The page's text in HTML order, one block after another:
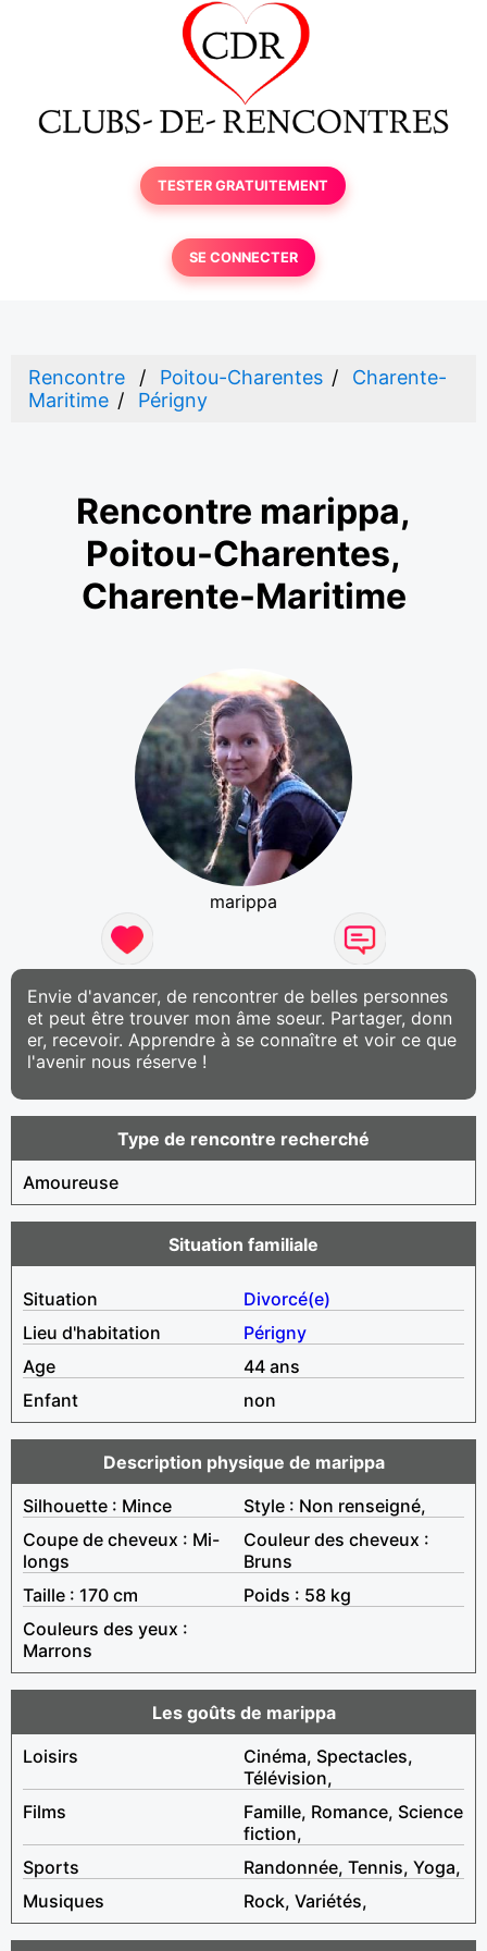
TESTER GRATUITEMENT
SE CONNECTER
Rencontre Poitou-Charentes
Charente-
Maritime
Périgny
Rencontre marippa,
Poitou-Charentes,
Charente-Maritime
marippa
Envie d'avancer, de rencontrer de belles personnes
et peut être trouver mon âme soeur. Partager, donn
er, recevoir. Apprendre à se connaître et voir ce que
l'avenir nous réserve !
Type de rencontre recherché
Amoureuse
Situation familiale
Situation
Divorcé(e)
Lieu d'habitation
Périgny
Age
44 ans
Enfant
non
Description physique de marippa
Silhouette : Mince
Style : Non renseigné,
Coupe de cheveux : Mi-
longs
Couleur des cheveux :
Bruns
Taille : 170 cm
Poids : 58 kg
Couleurs des yeux :
Marrons
Les goûts de marippa
Loisirs
Cinéma, Spectacles,
Télévision,
Films
Famille, Romance, Science
fiction,
Sports
Randonnée, Tennis, Yoga,
Musiques
Rock, Variétés,